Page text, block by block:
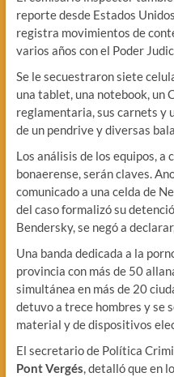
reporte desde Estados
registra movimientos de
varios años con el Poder
Se le secuestraron siete
una tablet, una notebook, un
reglamentaria, sus carnets y
de un pendrive y diversas
Los análisis de los equipos, a
bonaerense, serán claves.
comunicado a una celda de
del caso formalizó su
Bendersky, se negó a
Una banda dedicada a la
provincia con más de 50
simultánea en más de 20
detuvo a trece hombres y se
material y de dispositivos
El secretario de Política
Pont Vergés, detalló que en